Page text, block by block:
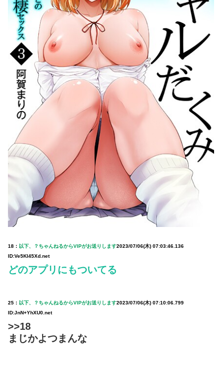
18： 以下、？ちゃんねるからVIPがお送りします2023/07/06(木) 07:03:46.136
ID:Ve5KI45Xd.net
どのアプリにもついてる
25： 以下、？ちゃんねるからVIPがお送りします2023/07/06(木) 07:10:06.799
ID:JnN+YhXU0.net
>>18
まじかよつまんな